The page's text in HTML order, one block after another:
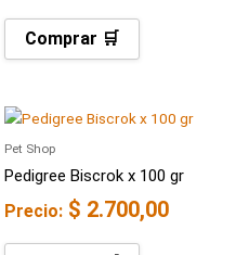
Comprar 🛒
Pet Shop
Pedigree Biscrok x 100 gr
Precio: $ 2.700,00